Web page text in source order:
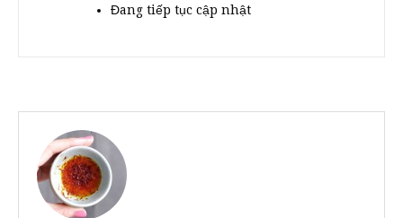
Đang tiếp tục cập nhật